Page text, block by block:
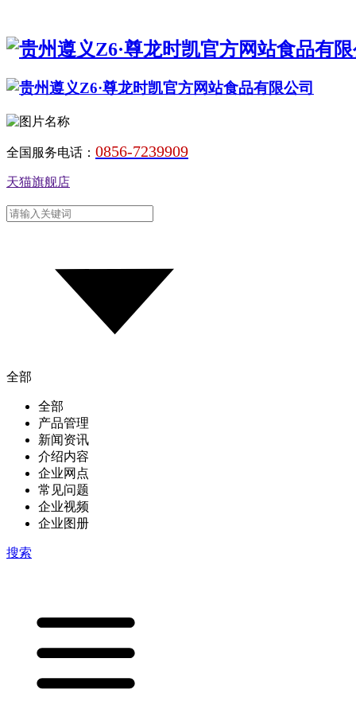
全国服务电话： 0856-7239909
天猫旗舰店
全部
全部
产品管理
新闻资讯
介绍内容
企业网点
常见问题
企业视频
企业图册
搜索